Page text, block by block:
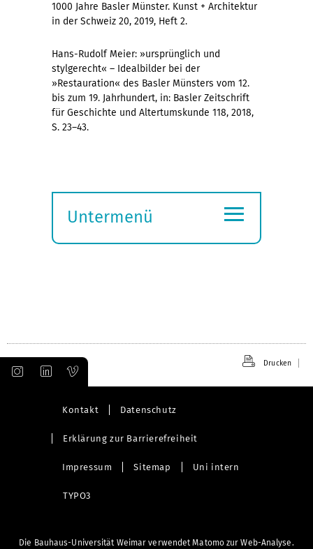
1000 Jahre Basler Münster. Kunst + Architektur
in der Schweiz 20, 2019, Heft 2.
Hans-Rudolf Meier: »ursprünglich und
stylgerecht« – Idealbilder bei der
»Restauration« des Basler Münsters vom 12.
bis zum 19. Jahrhundert, in: Basler Zeitschrift
für Geschichte und Altertumskunde 118, 2018,
S. 23–43.
Untermenü
≡
Drucken
Kontakt Datenschutz
Erklärung zur Barrierefreiheit
Impressum Sitemap Uni intern
TYPO3
Die Bauhaus-Universität Weimar verwendet Matomo zur Web-Analyse.